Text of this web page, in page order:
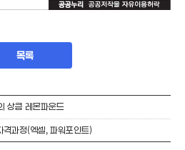
목록
상큼 레몬파운드
과정(엑셀, 파워포인트)